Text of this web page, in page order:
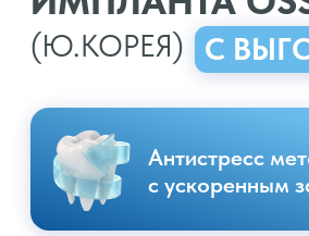
Антистресс методика
с ускоренным заживлением